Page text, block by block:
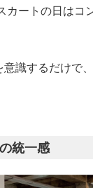
カートの日はコ
意識するだけで
統一感